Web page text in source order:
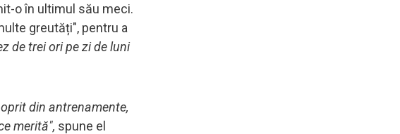
o în ultimul său meci.
greutăți", pentru a
de trei ori pe zi de luni
din antrenamente,
merită", spune el